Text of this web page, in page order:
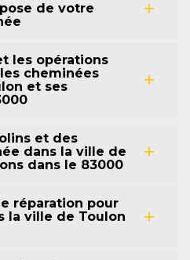
de votre
les opérations
cheminées
et ses
et des
dans la ville de
dans le 83000
réparation pour
la ville de Toulon